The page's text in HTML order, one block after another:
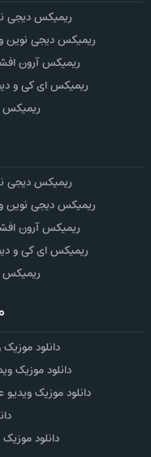
ریمیکس دیجی
ریمیکس دیجی نوین و
ریمیکس آرون
ریمیکس ای کی و
ریمیکس
ریمیکس دیجی
ریمیکس دیجی نوین و
ریمیکس آرون
ریمیکس ای کی و
ریمیکس
دانلود
دانلود موزیک
دانلود موزیک
دانلود